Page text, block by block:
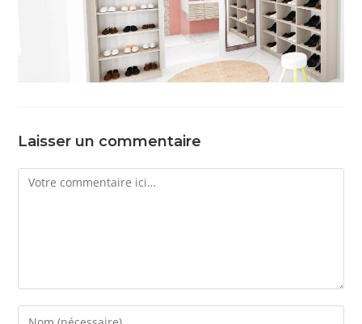
Laisser un commentaire
Comment
Enter